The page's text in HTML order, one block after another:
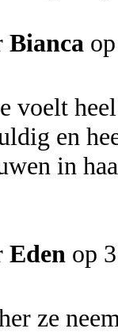
Bianca
voelt
en
in
Eden op
ze